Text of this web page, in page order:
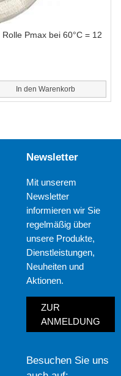
Pmax bei 60°C = 12
In den Warenkorb
Newsletter
Mit unserem
Newsletter
informieren wir Sie
regelmäßig über
unsere Produkte,
Dienstleistungen,
Neuheiten und
Aktionen.
ZUR
ANMELDUNG
Besuchen Sie uns